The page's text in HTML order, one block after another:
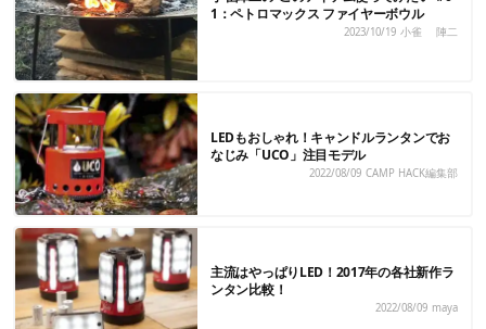
1：ペトロマックス ファイヤーボウル
2023/10/19 小雀 陣二
LEDもおしゃれ！キャンドルランタンでお
なじみ「UCO」注目モデル
2022/08/09 CAMP HACK編集部
主流はやっぱりLED！2017年の各社新作ラ
ンタン比較！
2022/08/09 maya